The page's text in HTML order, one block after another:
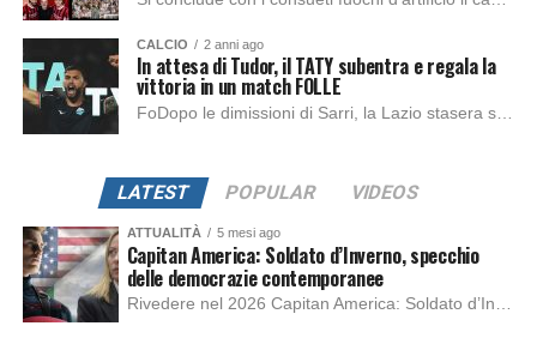
CALCIO 2 anni ago
In attesa di Tudor, il TATY subentra e regala la
vittoria in un match FOLLE
FoDopo le dimissioni di Sarri, la Lazio stasera si affida a Martusciello in attesa dell’arrivo di Tudor. I biancocelesti dopo le tre sconfitte di fila in...
LATEST POPULAR VIDEOS
ATTUALITÀ 5 mesi ago
Capitan America: Soldato d’Inverno, specchio
delle democrazie contemporanee